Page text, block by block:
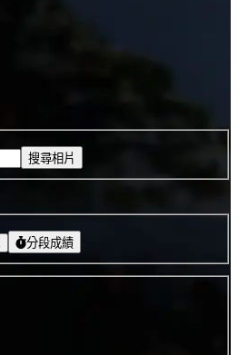
搜尋相片
分段成績